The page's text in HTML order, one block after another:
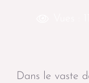
Dans le vaste